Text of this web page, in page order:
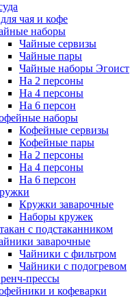
чая и кофе
наборы
Чайные сервизы
Чайные пары
Чайные наборы Эгоист
На 2 персоны
На 4 персоны
На 6 персон
наборы
Кофейные сервизы
Кофейные пары
На 2 персоны
На 4 персоны
На 6 персон
Кружки заварочные
Наборы кружек
с подстаканником
заварочные
Чайники с фильтром
Чайники с подогревом
прессы
и кофеварки